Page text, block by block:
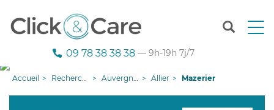
T
n
09 78 38 38 38 — 9h-19h 7j/7
Accueil Recherche aide à domicile Auvergne-Rhône-Alpes Allier Mazerier